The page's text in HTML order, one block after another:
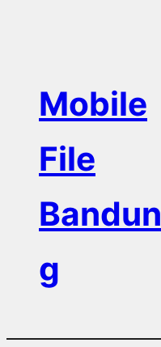
Mobile
File
Bandun
g